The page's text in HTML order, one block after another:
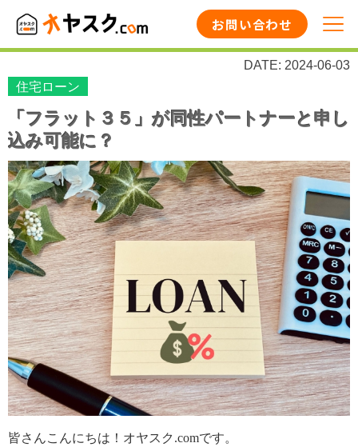
お問い合わせ
DATE: 2024-06-03
住宅ローン
「フラット３５」が同性パートナーと申し
込み可能に？
皆さんこんにちは！オヤスク.comです。